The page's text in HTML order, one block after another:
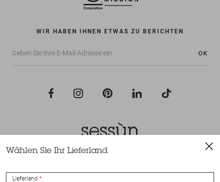
WIR HABEN IHNEN ETWAS ZU BERICHTEN
OK
Wählen Sie Ihr Lieferland
Lieferland